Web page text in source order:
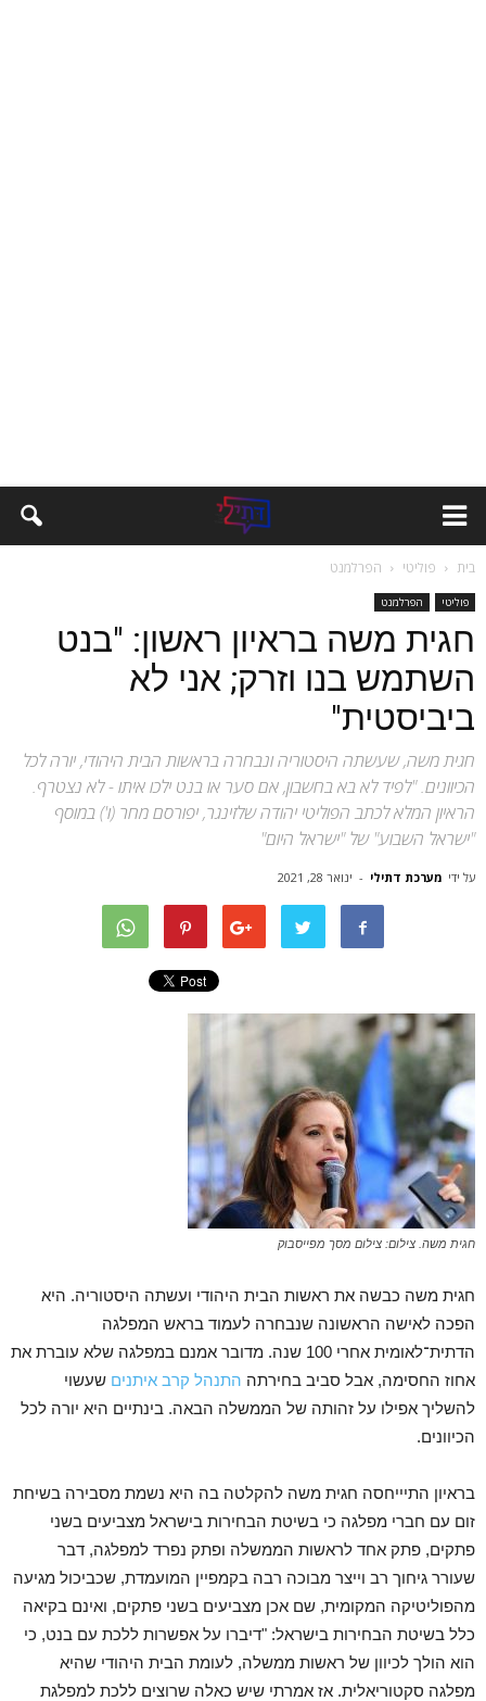
בית פוליטי הפרלמנט
פוליטי הפרלמנט
חגית משה בראיון ראשון: "בנט
השתמש בנו וזרק; אני לא
ביביסטית"
חגית משה, שעשתה היסטוריה ונבחרה בראשות הבית היהודי, יורה לכל
הכיוונים. "לפיד לא בא בחשבון, אם סער או בנט ילכו איתו - לא נצטרף.
הראיון המלא לכתב הפוליטי יהודה שלזינגר, יפורסם מחר (ו') במוסף
"ישראל השבוע" של "ישראל היום"
על ידי מערכת דתילי - ינואר 28, 2021
חגית משה. צילום: צילום מסך מפייסבוק
חגית משה כבשה את ראשות הבית היהודי ועשתה היסטוריה. היא
הפכה לאישה הראשונה שנבחרה לעמוד בראש המפלגה
הדתית־לאומית אחרי 100 שנה. מדובר אמנם במפלגה שלא עוברת את
אחוז החסימה, אבל סביב בחירתה התנהל קרב איתנים שעשוי
להשליך אפילו על זהותה של הממשלה הבאה. בינתיים היא יורה לכל
הכיוונים.
בראיון התיייחסה חגית משה להקלטה בה היא נשמת מסבירה בשיחת
זום עם חברי מפלגה כי בשיטת הבחירות בישראל מצביעים בשני
פתקים, פתק אחד לראשות הממשלה ופתק נפרד למפלגה, דבר
שעורר גיחוך רב וייצר מבוכה רבה בקמפיין המועמדת, שכביכול מגיעה
מהפוליטיקה המקומית, שם אכן מצביעים בשני פתקים, ואינם בקיאה
כלל בשיטת הבחירות בישראל: "דיברו על אפשרות ללכת עם בנט, כי
הוא הולך לכיוון של ראשות ממשלה, לעומת הבית היהודי שהיא
מפלגה סקטוריאלית. אז אמרתי שיש כאלה שרוצים ללכת למפלגת